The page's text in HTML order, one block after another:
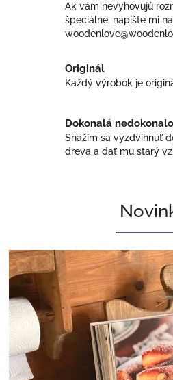
Ak vám nevyhovujú
špeciálne, napíšte mi na
Originál
Každý výrobok je
Dokonalá
Snažím sa vyzdvihnúť
dreva a dať mu starý